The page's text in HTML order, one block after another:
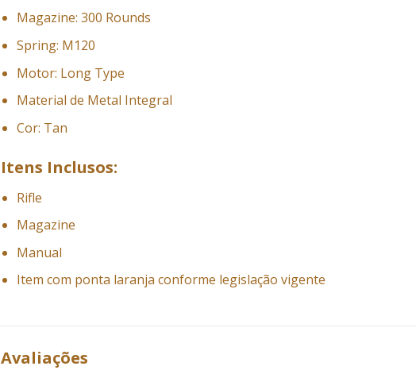
Magazine: 300 Rounds
Spring: M120
Motor: Long Type
Material de Metal Integral
Cor: Tan
Itens Inclusos:
Rifle
Magazine
Manual
Item com ponta laranja conforme legislação vigente
Avaliações